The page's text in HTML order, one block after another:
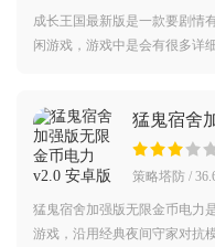
成长王国最新版是一款要剧情
闲游戏，游戏中是会有很多详
猛鬼宿舍
策略塔防 /
猛鬼宿舍加强版无限金币电力
游戏，沿用经典夜间守家对抗